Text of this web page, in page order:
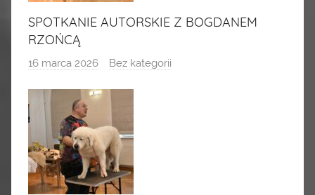
SPOTKANIE AUTORSKIE Z BOGDANEM
RZOŃCĄ
16 marca 2026 Bez kategorii